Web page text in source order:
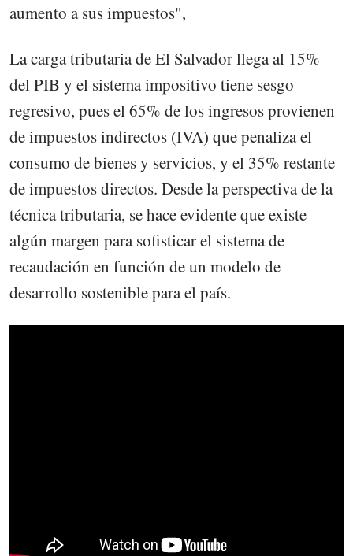
aumento a sus impuestos",
La carga tributaria de El Salvador llega al 15%
del PIB y el sistema impositivo tiene sesgo
regresivo, pues el 65% de los ingresos provienen
de impuestos indirectos (IVA) que penaliza el
consumo de bienes y servicios, y el 35% restante
de impuestos directos. Desde la perspectiva de la
técnica tributaria, se hace evidente que existe
algún margen para sofisticar el sistema de
recaudación en función de un modelo de
desarrollo sostenible para el país.